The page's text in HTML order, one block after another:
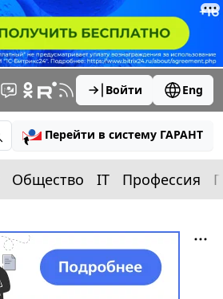
Войти Eng
Перейти в систему ГАРАНТ
Общество IT Профессия